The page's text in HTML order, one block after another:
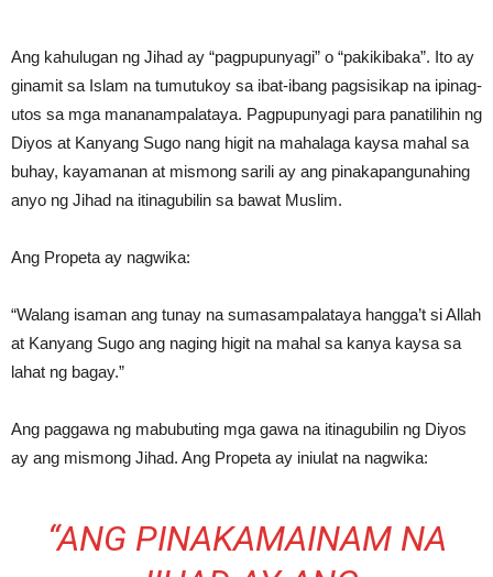
Ang kahulugan ng Jihad ay “pagpupunyagi” o “pakikibaka”. Ito ay
ginamit sa Islam na tumutukoy sa ibat-ibang pagsisikap na ipinag-
utos sa mga mananampalataya. Pagpupunyagi para panatilihin ng
Diyos at Kanyang Sugo nang higit na mahalaga kaysa mahal sa
buhay, kayamanan at mismong sarili ay ang pinakapangunahing
anyo ng Jihad na itinagubilin sa bawat Muslim.
Ang Propeta ay nagwika:
“Walang isaman ang tunay na sumasampalataya hangga’t si Allah
at Kanyang Sugo ang naging higit na mahal sa kanya kaysa sa
lahat ng bagay.”
Ang paggawa ng mabubuting mga gawa na itinagubilin ng Diyos
ay ang mismong Jihad. Ang Propeta ay iniulat na nagwika:
“ANG PINAKAMAINAM NA